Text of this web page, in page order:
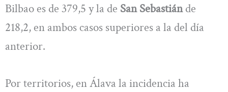
Bilbao es de 379,5 y la de San Sebastiánde
218,2, en ambos casos superiores a la del día
anterior.
Por territorios, en Álava la incidencia ha